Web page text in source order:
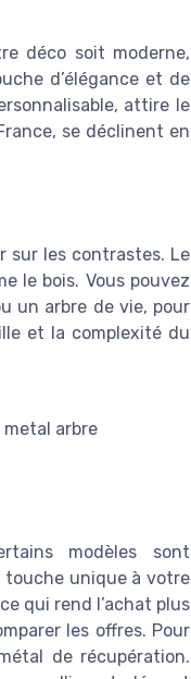
déco soit moderne,
d’élégance et de
attire le
se déclinent en
sur les contrastes. Le
le bois. Vous pouvez
un arbre de vie, pour
et la complexité du
arbre
modèles sont
touche unique à votre
qui rend l’achat plus
les offres. Pour
de récupération.